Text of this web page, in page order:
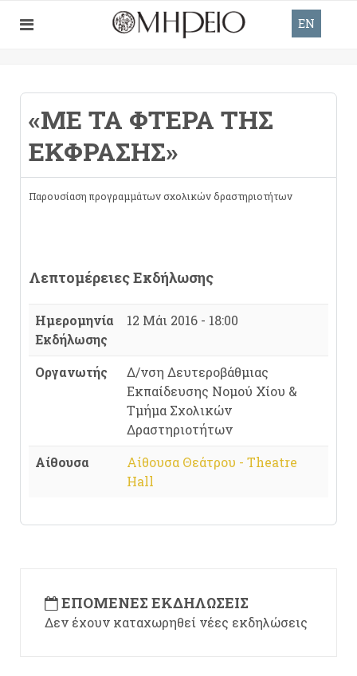
EN
«ΜΕ ΤΑ ΦΤΕΡΆ ΤΗΣ
ΈΚΦΡΑΣΗΣ»
Παρουσίαση προγραμμάτων σχολικών δραστηριοτήτων
Λεπτομέρειες Εκδήλωσης
Ημερομηνία
Εκδήλωσης
12 Μάι 2016 - 18:00
Οργανωτής
Δ/νση Δευτεροβάθμιας
Εκπαίδευσης Νομού Χίου &
Τμήμα Σχολικών
Δραστηριοτήτων
Αίθουσα
Αίθουσα Θεάτρου - Theatre
Hall
ΕΠΌΜΕΝΕΣ ΕΚΔΗΛΏΣΕΙΣ
Δεν έχουν καταχωρηθεί νέες εκδηλώσεις